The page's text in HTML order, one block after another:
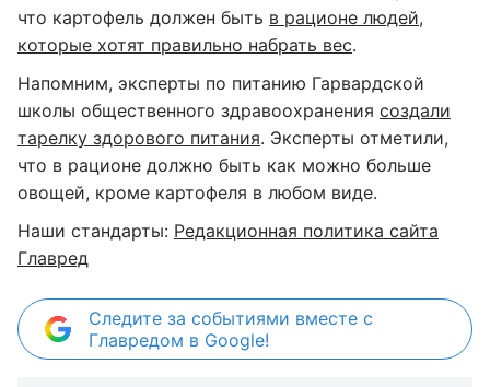
что картофель должен быть в рационе людей,
которые хотят правильно набрать вес.
Напомним, эксперты по питанию Гарвардской
школы общественного здравоохранения создали
тарелку здорового питания. Эксперты отметили,
что в рационе должно быть как можно больше
овощей, кроме картофеля в любом виде.
Наши стандарты: Редакционная политика сайта
Главред
Следите за событиями вместе с
Главредом в Google!